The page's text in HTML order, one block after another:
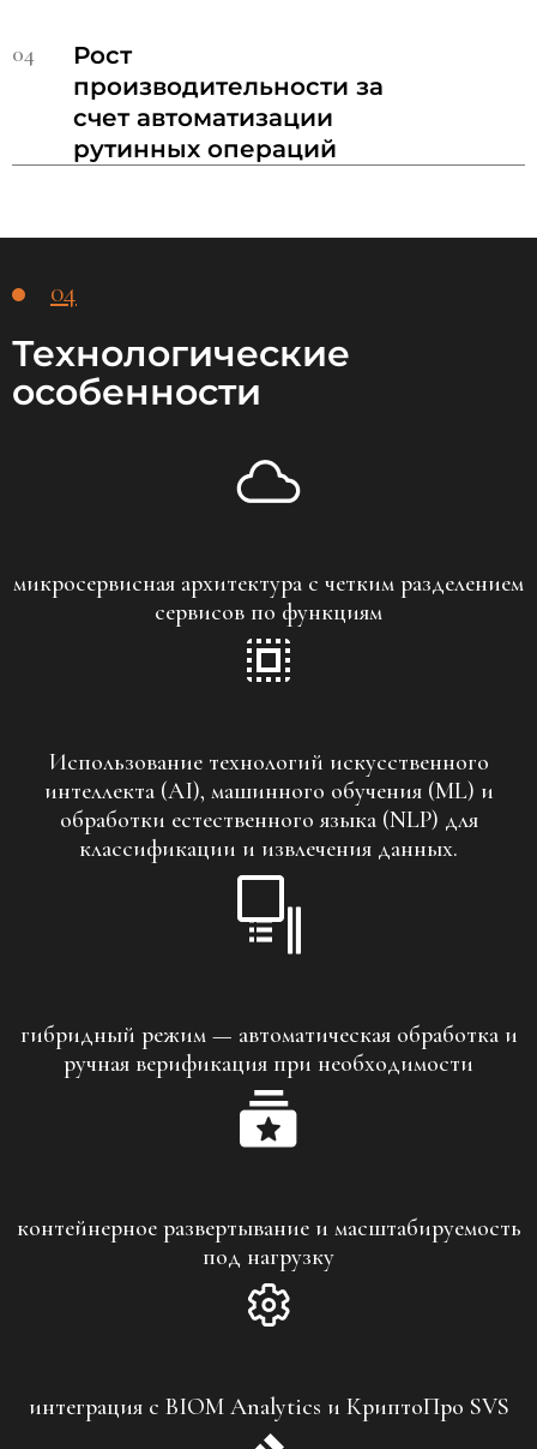
04
Рост
производительности за
счет автоматизации
рутинных операций
04
Технологические
особенности
микросервисная архитектура с четким разделением
сервисов по функциям
Использование технологий искусственного
интеллекта (AI), машинного обучения (ML) и
обработки естественного языка (NLP) для
классификации и извлечения данных.
гибридный режим — автоматическая обработка и
ручная верификация при необходимости
контейнерное развертывание и масштабируемость
под нагрузку
интеграция с BIOM Analytics и КриптоПро SVS